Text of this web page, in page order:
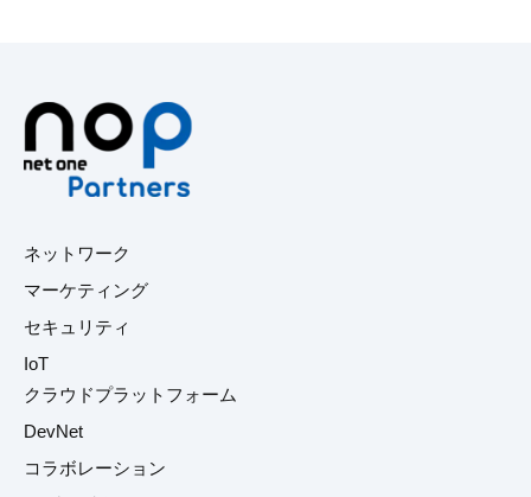
ネットワーク
マーケティング
セキュリティ
IoT
クラウドプラットフォーム
DevNet
コラボレーション